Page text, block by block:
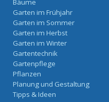
Bäume
Garten im Frühjahr
Garten im Sommer
Garten im Herbst
Garten im Winter
Gartentechnik
Gartenpflege
Pflanzen
Planung und Gestaltung
Tipps & Ideen